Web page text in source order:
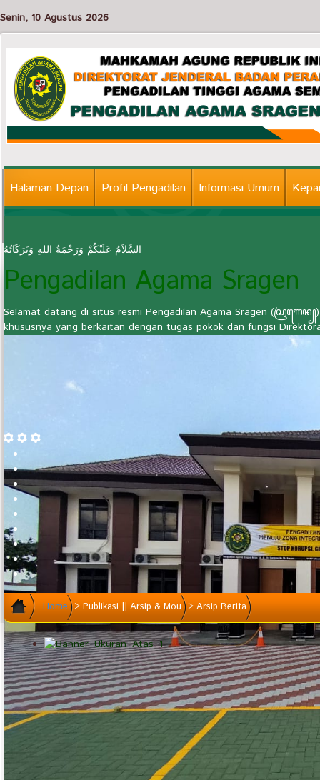
Senin, 10 Agustus 2026
Halaman Depan Profil Pengadilan Informasi Umum
السَّلاَمُ عَلَيْكُمْ وَرَحْمَةُ اللهِ وَبَرَكَاتُهُ
Pengadilan Agama Sragen
Selamat datang di situs resmi Pengadilan Agama Sragen
khususnya yang berkaitan dengan tugas pokok dan fungsi
Home >Publikasi || Arsip & Mou >Arsip Berita